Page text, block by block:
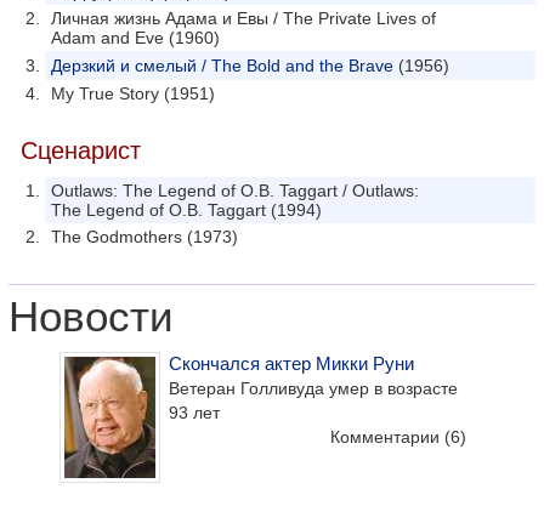
Личная жизнь Адама и Евы / The Private Lives of
Adam and Eve (1960)
Дерзкий и смелый / The Bold and the Brave (1956)
My True Story (1951)
Сценарист
Outlaws: The Legend of O.B. Taggart / Outlaws:
The Legend of O.B. Taggart (1994)
The Godmothers (1973)
Новости
Скончался актер Микки Руни
Ветеран Голливуда умер в возрасте
93 лет
Комментарии (6)